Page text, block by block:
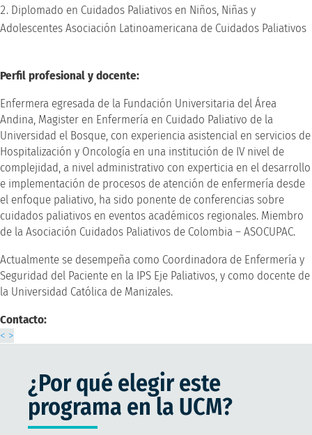
Diplomado en Cuidados Paliativos en Niños, Niñas y
Adolescentes Asociación Latinoamericana de Cuidados Paliativos
Perfil profesional y docente:
Enfermera egresada de la Fundación Universitaria del Área
Andina, Magister en Enfermería en Cuidado Paliativo de la
Universidad el Bosque, con experiencia asistencial en servicios de
Hospitalización y Oncología en una institución de IV nivel de
complejidad, a nivel administrativo con experticia en el desarrollo
e implementación de procesos de atención de enfermería desde
el enfoque paliativo, ha sido ponente de conferencias sobre
cuidados paliativos en eventos académicos regionales. Miembro
de la Asociación Cuidados Paliativos de Colombia – ASOCUPAC.
Actualmente se desempeña como Coordinadora de Enfermería y
Seguridad del Paciente en la IPS Eje Paliativos, y como docente de
la Universidad Católica de Manizales.
Contacto:
< >
¿Por qué elegir este
programa en la UCM?